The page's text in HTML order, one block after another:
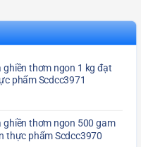
ghiền thơm ngon 1 kg đạt
phẩm Scdcc3971
ghiền thơm ngon 500 gam
thực phẩm Scdcc3970